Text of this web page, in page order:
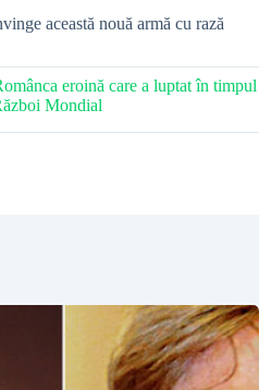
această nouă armă cu rază
eroină care a luptat în timpul
Mondial